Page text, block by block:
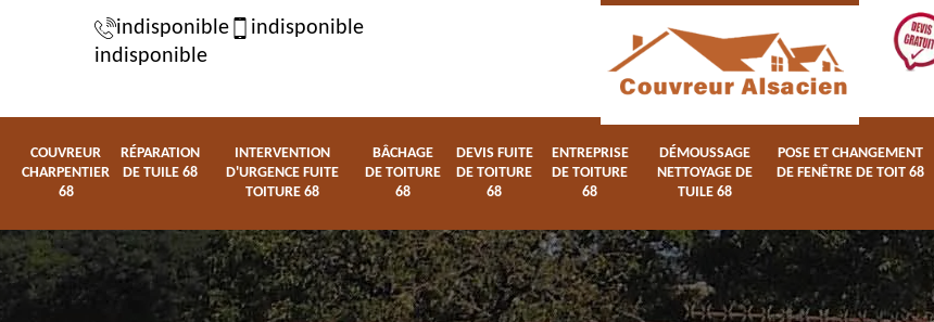
indisponible
indisponible
indisponible
COUVREUR
CHARPENTIER
68
RÉPARATION
DE TUILE 68
INTERVENTION
D'URGENCE FUITE
TOITURE 68
BÂCHAGE
DE TOITURE
68
DEVIS FUITE
DE TOITURE
68
ENTREPRISE
DE TOITURE
68
DÉMOUSSAGE
NETTOYAGE DE
TUILE 68
POSE ET CHANGEMENT
DE FENÊTRE DE TOIT 68